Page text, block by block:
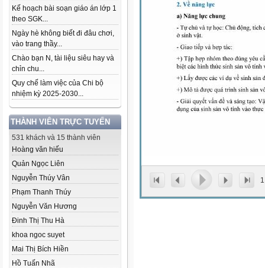
Kế hoạch bài soạn giáo án lớp 1
theo SGK...
Ngày hè không biết đi đâu chơi,
vào trang thầy...
Chào bạn N, tài liệu siêu hay và
chỉn chu...
Quy chế làm việc của Chi bộ
nhiệm kỳ 2025-2030...
THÀNH VIÊN TRỰC TUYẾN
531 khách và 15 thành viên
Hoàng văn hiếu
Quản Ngọc Liên
Nguyễn Thúy Vân
Phạm Thanh Thúy
Nguyễn Văn Hương
Đinh Thị Thu Hà
khoa ngoc suyet
Mai Thị Bích Hiền
Hồ Tuấn Nhã
1